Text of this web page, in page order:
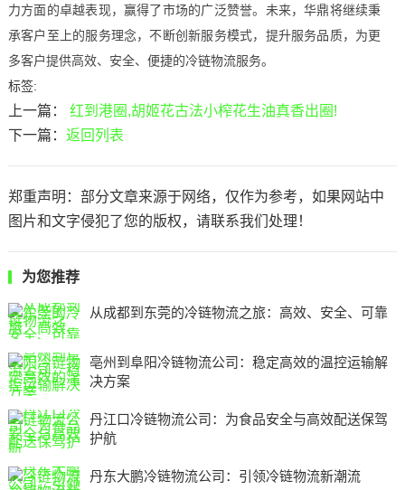
力方面的卓越表现，赢得了市场的广泛赞誉。未来，华鼎将继续秉
承客户至上的服务理念，不断创新服务模式，提升服务品质，为更
多客户提供高效、安全、便捷的冷链物流服务。
标签:
上一篇：
红到港圈,胡姬花古法小榨花生油真香出圈!
下一篇： 返回列表
郑重声明：部分文章来源于网络，仅作为参考，如果网站中
图片和文字侵犯了您的版权，请联系我们处理！
为您推荐
从成都到东莞的冷链物流之旅：高效、安全、可靠
亳州到阜阳冷链物流公司：稳定高效的温控运输解
决方案
丹江口冷链物流公司：为食品安全与高效配送保驾
护航
丹东大鹏冷链物流公司：引领冷链物流新潮流